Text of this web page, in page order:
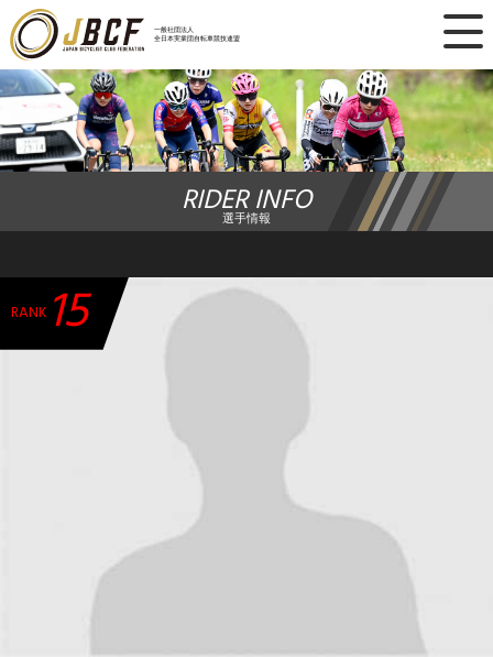
一般社団法人
全日本実業団自転車競技連盟
×
ニュース
レース日程
ランキング
チーム・選手
加盟・登録
エントリー
JBCF ROAD SERIESとは
RIDER INFO
選手情報
RANK 15